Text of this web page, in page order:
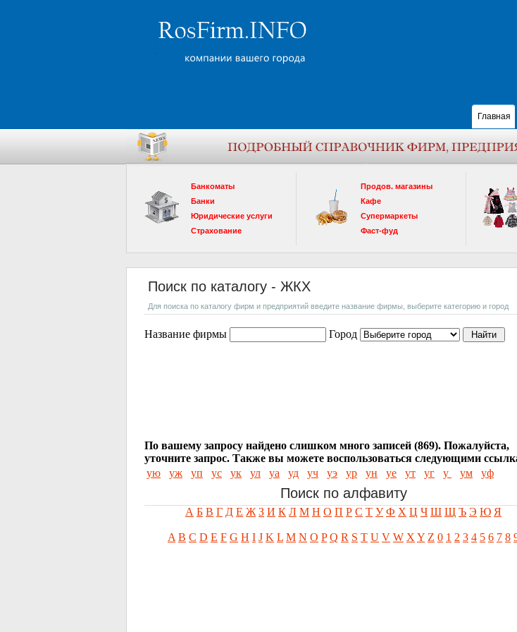
Главная
Банкоматы
Банки
Юридические услуги
Страхование
Продов. магазины
Кафе
Супермаркеты
Фаст-фуд
Поиск по каталогу - ЖКХ
Для поиска по каталогу фирм и предприятий введите название фирмы, выберите категорию и город
Название фирмы Город
По вашему запросу найдено слишком много записей (869). Пожалуйста,
уточните запрос. Также вы можете воспользоваться следующими
ую
уж уп ус ук ул уа уд уч уэ ур ун уе ут уг у ум уф
Поиск по алфавиту
А Б В Г Д Е Ж З И К Л М Н О П Р С Т У Ф Х Ц Ч Ш Щ Ъ Э Ю Я
A B C D E F G H I J K L M N O P Q R S T U V W X Y Z 0 1 2 3 4 5 6 7 8